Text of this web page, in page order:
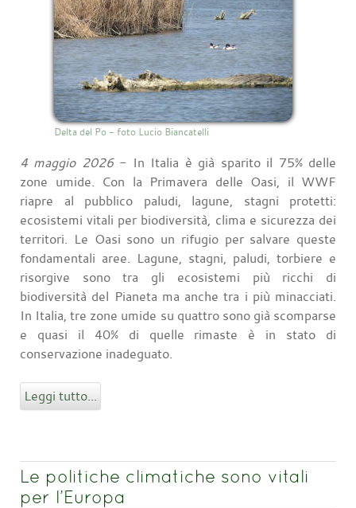
Delta del Po - foto Lucio Biancatelli
4 maggio 2026- In Italia è già sparito il 75% delle
zone umide. Con la Primavera delle Oasi, il WWF
riapre al pubblico paludi, lagune, stagni protetti:
ecosistemi vitali per biodiversità, clima e sicurezza dei
territori. Le Oasi sono un rifugio per salvare queste
fondamentali aree. Lagune, stagni, paludi, torbiere e
risorgive sono tra gli ecosistemi più ricchi di
biodiversità del Pianeta ma anche tra i più minacciati.
In Italia, tre zone umide su quattro sono già scomparse
e quasi il 40% di quelle rimaste è in stato di
conservazione inadeguato.
Leggi tutto...
Le politiche climatiche sono vitali
per l’Europa